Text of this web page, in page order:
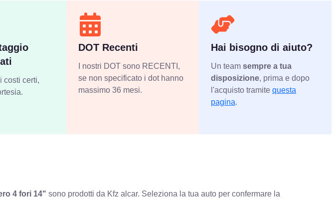
costi certi,
DOT Recenti
I nostri DOT sono RECENTI,
se non specificato i dot hanno
massimo 36 mesi.
Hai bisogno di aiuto?
Un team sempre a tua
disposizione, prima e dopo
l'acquisto tramite questa
pagina.
4 fori 14" sono prodotti da Kfz alcar. Seleziona la tua auto per confermare la